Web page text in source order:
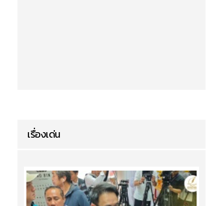
เรื่องเด่น